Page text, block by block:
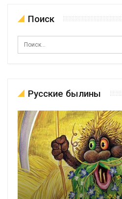
Поиск
Русские былины